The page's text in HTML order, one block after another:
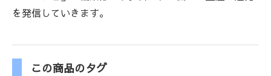
を発信していきます。
この商品のタグ